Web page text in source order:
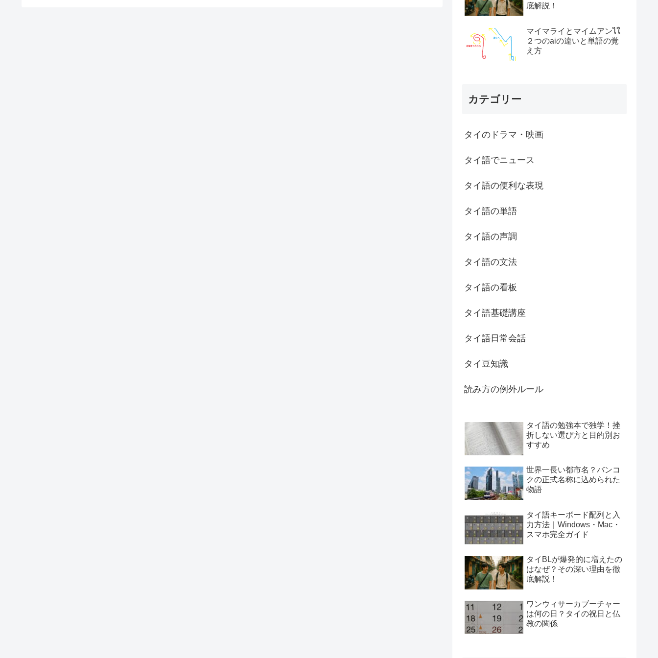
底解説！
マイマライとマイムアンไใ
２つのaiの違いと単語の覚
え方
カテゴリー
タイのドラマ・映画
タイ語でニュース
タイ語の便利な表現
タイ語の単語
タイ語の声調
タイ語の文法
タイ語の看板
タイ語基礎講座
タイ語日常会話
タイ豆知識
読み方の例外ルール
タイ語の勉強本で独学！挫
折しない選び方と目的別お
すすめ
世界一長い都市名？バンコ
クの正式名称に込められた
物語
タイ語キーボード配列と入
力方法｜Windows・Mac・
スマホ完全ガイド
タイBLが爆発的に増えたの
はなぜ？その深い理由を徹
底解説！
ワンウィサーカブーチャー
は何の日？タイの祝日と仏
教の関係